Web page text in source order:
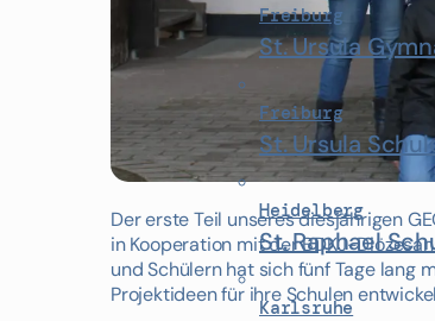
Freiburg
St. Ursula
Freiburg
St. Ursula
Heidelberg
St. Raphael
Karlsruhe
Der erste Teil unseres diesjährigen
in Kooperation mit der BDKJ-
und Schülern hat sich fünf Tage lang
Projektideen für ihre Schulen